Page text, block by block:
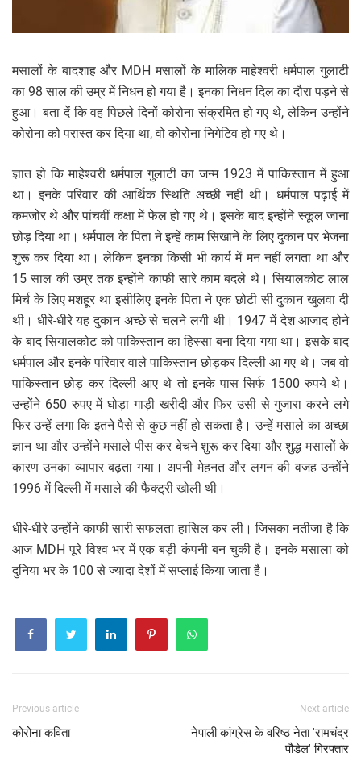
मसालों के बादशाह और MDH मसालों के मालिक माहेश्वरी धर्मपाल गुलाटी
का 98 साल की उम्र में निधन हो गया है। इनका निधन दिल का दौरा पड़ने से
हुआ। बता दें कि वह पिछले दिनों कोरोना संक्रमित हो गए थे, लेकिन उन्होंने
कोरोना को परास्त कर दिया था, वो कोरोना निगेटिव हो गए थे।
ज्ञात हो कि माहेश्वरी धर्मपाल गुलाटी का जन्म 1923 में पाकिस्तान में हुआ
था। इनके परिवार की आर्थिक स्थिति अच्छी नहीं थी। धर्मपाल पढ़ाई में
कमजोर थे और पांचवीं कक्षा में फेल हो गए थे। इसके बाद इन्होंने स्कूल जाना
छोड़ दिया था। धर्मपाल के पिता ने इन्हें काम सिखाने के लिए दुकान पर भेजना
शुरू कर दिया था। लेकिन इनका किसी भी कार्य में मन नहीं लगता था और
15 साल की उम्र तक इन्होंने काफी सारे काम बदले थे। सियालकोट लाल
मिर्च के लिए मशहूर था इसीलिए इनके पिता ने एक छोटी सी दुकान खुलवा दी
थी। धीरे-धीरे यह दुकान अच्छे से चलने लगी थी। 1947 में देश आजाद होने
के बाद सियालकोट को पाकिस्तान का हिस्सा बना दिया गया था। इसके बाद
धर्मपाल और इनके परिवार वाले पाकिस्तान छोड़कर दिल्ली आ गए थे। जब वो
पाकिस्तान छोड़ कर दिल्ली आए थे तो इनके पास सिर्फ 1500 रुपये थे।
उन्होंने 650 रुपए में घोड़ा गाड़ी खरीदी और फिर उसी से गुजारा करने लगे
फिर उन्हें लगा कि इतने पैसे से कुछ नहीं हो सकता है। उन्हें मसाले का अच्छा
ज्ञान था और उन्होंने मसाले पीस कर बेचने शुरू कर दिया और शुद्ध मसालों के
कारण उनका व्यापार बढ़ता गया। अपनी मेहनत और लगन की वजह उन्होंने
1996 में दिल्ली में मसाले की फैक्ट्री खोली थी।
धीरे-धीरे उन्होंने काफी सारी सफलता हासिल कर ली। जिसका नतीजा है कि
आज MDH पूरे विश्व भर में एक बड़ी कंपनी बन चुकी है। इनके मसाला को
दुनिया भर के 100 से ज्यादा देशों में सप्लाई किया जाता है।
Previous article
कोरोना कविता
Next article
नेपाली कांग्रेस के वरिष्ठ नेता 'रामचंद्र
पौडेल' गिरफ्तार